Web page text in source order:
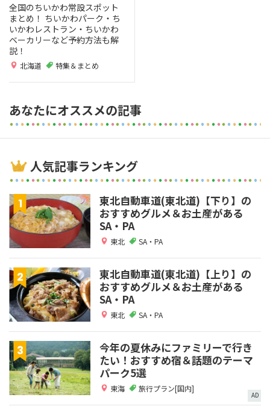
全国のちいかわ常設スポット
まとめ！ ちいかわパーク・ち
いかわレストラン・ちいかわ
ベーカリーなど予約方法も解
説！
北海道 特集＆まとめ
あなたにオススメの記事
人気記事ランキング
東北自動車道(東北道)【下り】の
おすすめグルメ＆お土産がある
SA・PA
東北 SA・PA
東北自動車道(東北道)【上り】の
おすすめグルメ＆お土産がある
SA・PA
東北 SA・PA
今年の夏休みにファミリーで行き
たい！おすすめ宿＆話題のテーマ
パーク5選
東海 旅行プラン[国内]
AD